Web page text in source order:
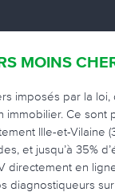
MOINS
imposés par la
immobilier. Ce
Ille-et-Vilaine
et jusqu’à 35%
directement en
diagnostiqueurs